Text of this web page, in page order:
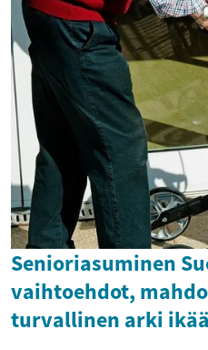
Senioriasuminen
vaihtoehdot,
turvallinen arki